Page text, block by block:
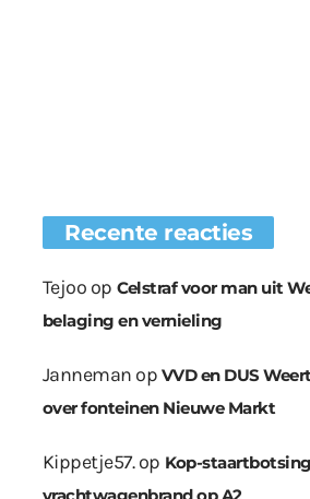
Recente reacties
Tejoo op Celstraf voor man uit
belaging en vernieling
Janneman op VVD en DUS
over fonteinen Nieuwe Markt
Kippetje57.op Kop-